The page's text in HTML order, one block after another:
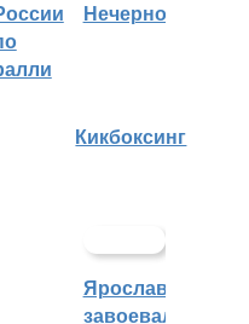
Нечерноземья
Кикбоксинг
Ярославцы
завоевали